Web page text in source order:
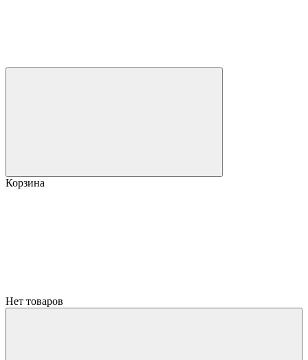
Корзина
Нет товаров